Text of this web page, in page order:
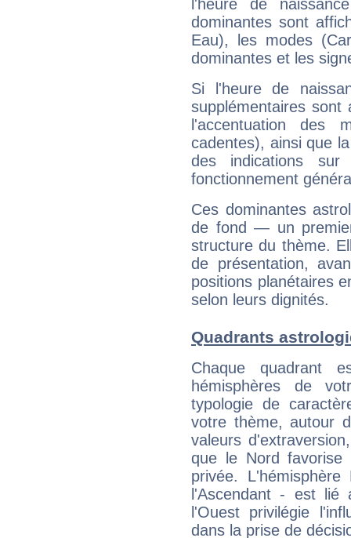
l'heure de
dominantes sont
Eau), les modes
dominantes et les
Si l'heure de
supplémentaires sont
l'accentuation des
cadentes), ainsi que
des indications sur
fonctionnement
Ces dominantes
de fond — un
structure du thème.
de présentation,
positions planétaires
selon leurs dignités.
Quadrants
Chaque quadrant
hémisphères de
typologie de
votre thème, autour
valeurs
que le Nord favorise
privée.
l'Ascendant - est
l'Ouest privilégie
dans la prise de